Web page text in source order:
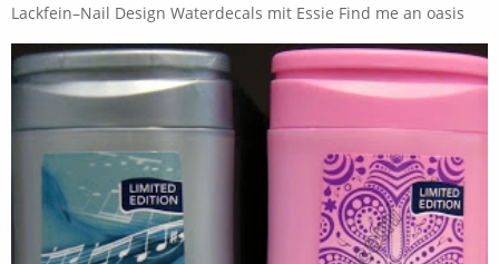
Lackfein–Nail Design Waterdecals mit Essie Find me an oasis